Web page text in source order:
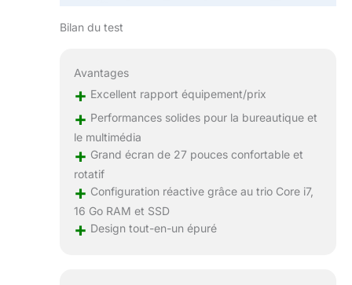
Bilan du test
Avantages
+ Excellent rapport équipement/prix
+ Performances solides pour la bureautique et
le multimédia
+ Grand écran de 27 pouces confortable et
rotatif
+ Configuration réactive grâce au trio Core i7,
16 Go RAM et SSD
+ Design tout-en-un épuré